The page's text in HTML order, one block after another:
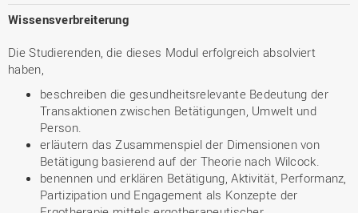
Wissensverbreiterung
Die Studierenden, die dieses Modul erfolgreich absolviert
haben,
beschreiben die gesundheitsrelevante Bedeutung der
Transaktionen zwischen Betätigungen, Umwelt und
Person.
erläutern das Zusammenspiel der Dimensionen von
Betätigung basierend auf der Theorie nach Wilcock.
benennen und erklären Betätigung, Aktivität, Performanz,
Partizipation und Engagement als Konzepte der